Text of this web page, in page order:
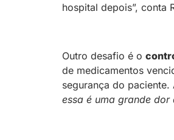
hospital depois”, conta
Outro desafio é o
de medicamentos
segurança do
essa é uma grande dor